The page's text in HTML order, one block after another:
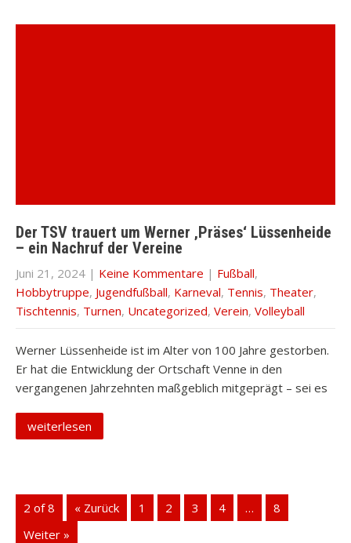
Der TSV trauert um Werner ‚Präses‘ Lüssenheide
– ein Nachruf der Vereine
Juni 21, 2024 | Keine Kommentare | Fußball,
Hobbytruppe, Jugendfußball, Karneval, Tennis, Theater,
Tischtennis, Turnen, Uncategorized, Verein, Volleyball
Werner Lüssenheide ist im Alter von 100 Jahre gestorben.
Er hat die Entwicklung der Ortschaft Venne in den
vergangenen Jahrzehnten maßgeblich mitgeprägt – sei es
weiterlesen
2 of 8 « Zurück 1 2 3 4 …
8
Weiter »